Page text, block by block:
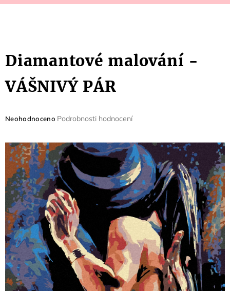
Diamantové malování -
VÁŠNIVÝ PÁR
Průměrné
je
0,0
hvězdiček.
Neohodnoceno Podrobnosti hodnocení